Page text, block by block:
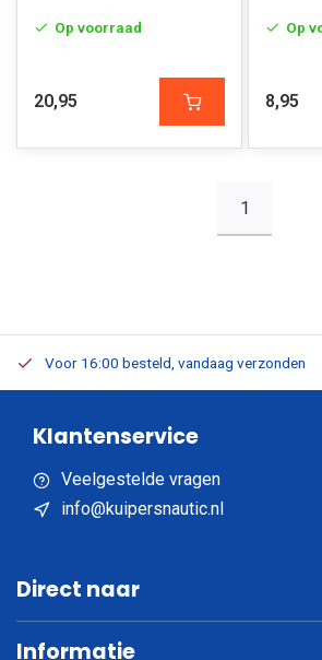
Op voorraad
20,95
Op
8,95
1
Voor 16:00 besteld, vandaag verzonden
Klantenservice
Veelgestelde vragen
info@kuipersnautic.nl
Direct naar
Informatie